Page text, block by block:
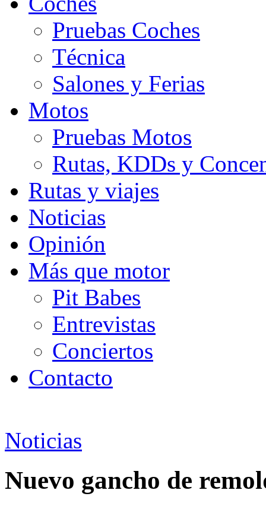
Pruebas Coches
Técnica
Salones y Ferias
Motos
Pruebas Motos
Rutas, KDDs y
Rutas y viajes
Noticias
Opinión
Más que motor
Pit Babes
Entrevistas
Conciertos
Contacto
Noticias
Nuevo gancho de